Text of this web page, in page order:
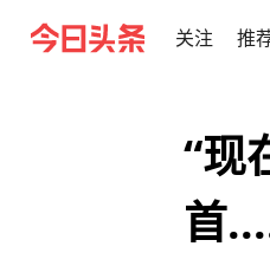
关注 推
​“现
首